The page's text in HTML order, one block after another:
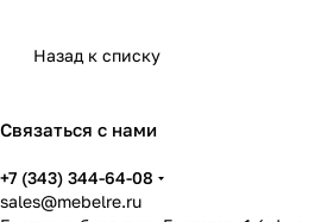
Назад к списку
Связаться с нами
+7 (343) 344-64-08
sales@mebelre.ru